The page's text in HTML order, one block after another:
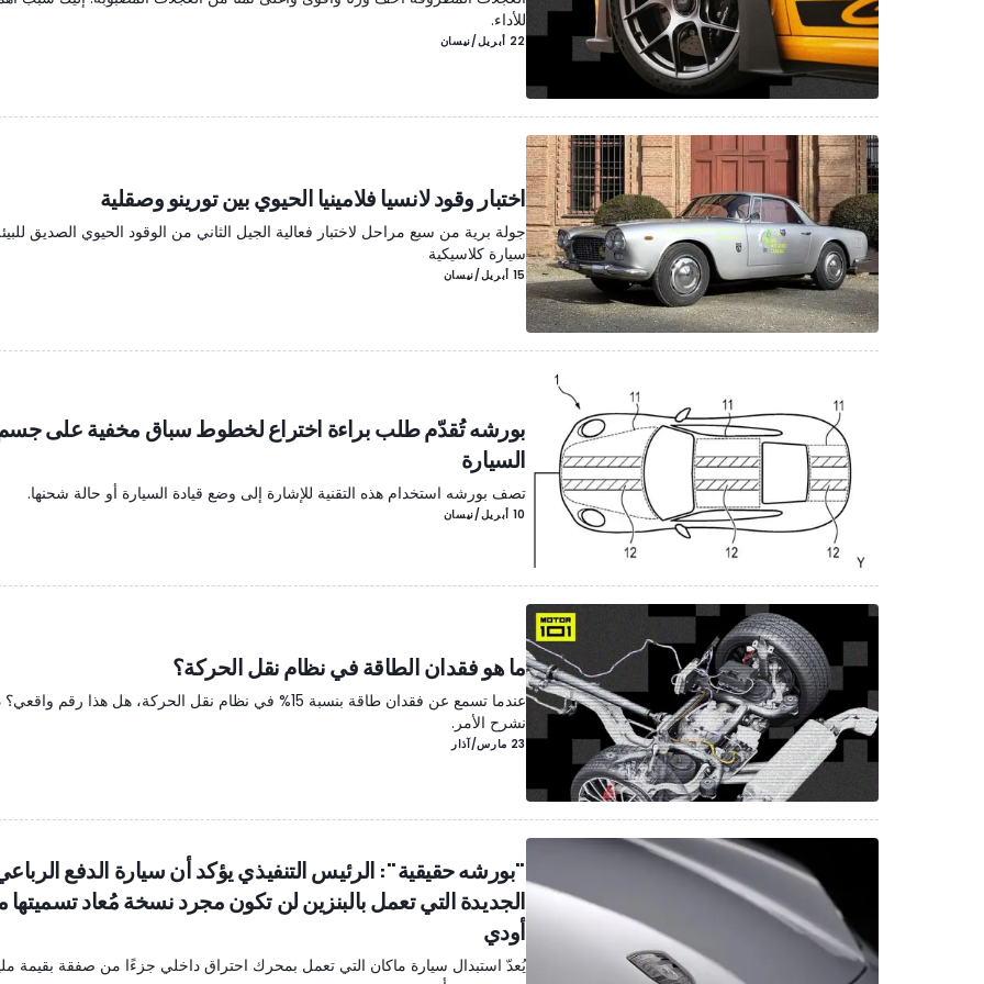
للأداء.
22 أبريل/نيسان
اختبار وقود لانسيا فلامينيا الحيوي بين تورينو وصقلية
جولة برية من سبع مراحل لاختبار فعالية الجيل الثاني من الوقود الحيوي الصديق
سيارة كلاسيكية
15 أبريل/نيسان
بورشه تُقدّم طلب براءة اختراع لخطوط سباق مخفية على
السيارة
تصف بورشه استخدام هذه التقنية للإشارة إلى وضع قيادة السيارة أو حالة شحنها.
10 أبريل/نيسان
ما هو فقدان الطاقة في نظام نقل الحركة؟
عندما تسمع عن فقدان طاقة بنسبة 15% في نظام نقل الحركة، هل هذا رقم
نشرح الأمر.
23 مارس/آذار
"بورشه حقيقية": الرئيس التنفيذي يؤكد أن سيارة الدفع
الجديدة التي تعمل بالبنزين لن تكون مجرد نسخة مُعاد
أودي
يُعدّ استبدال سيارة ماكان التي تعمل بمحرك احتراق داخلي جزءًا من صفقة بقيمة